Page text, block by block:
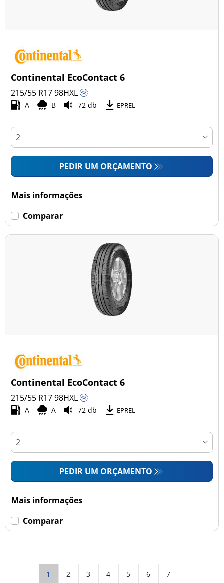
Continental EcoContact 6
215/55 R1798HXL
A B 72 db EPREL
PEDIR UM ORÇAMENTO
Mais informações
Comparar
Continental EcoContact 6
215/55 R1798HXL
A A 72 db EPREL
PEDIR UM ORÇAMENTO
Mais informações
Comparar
1 2 3 4 5 6 7